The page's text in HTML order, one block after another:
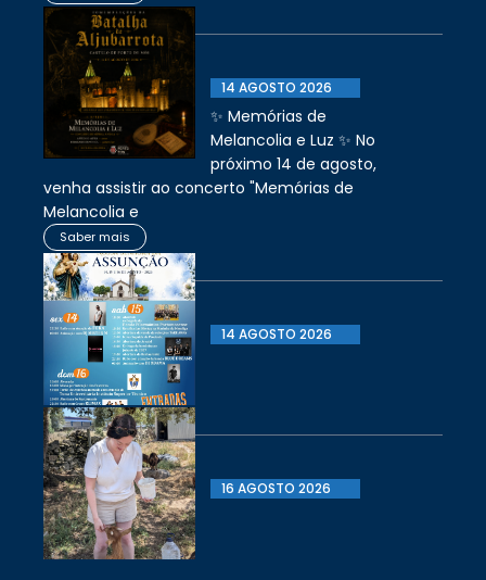
14 AGOSTO 2026
✨ Memórias de
Melancolia e Luz ✨ No
próximo 14 de agosto,
venha assistir ao concerto "Memórias de
Melancolia e
Saber mais
14 AGOSTO 2026
16 AGOSTO 2026